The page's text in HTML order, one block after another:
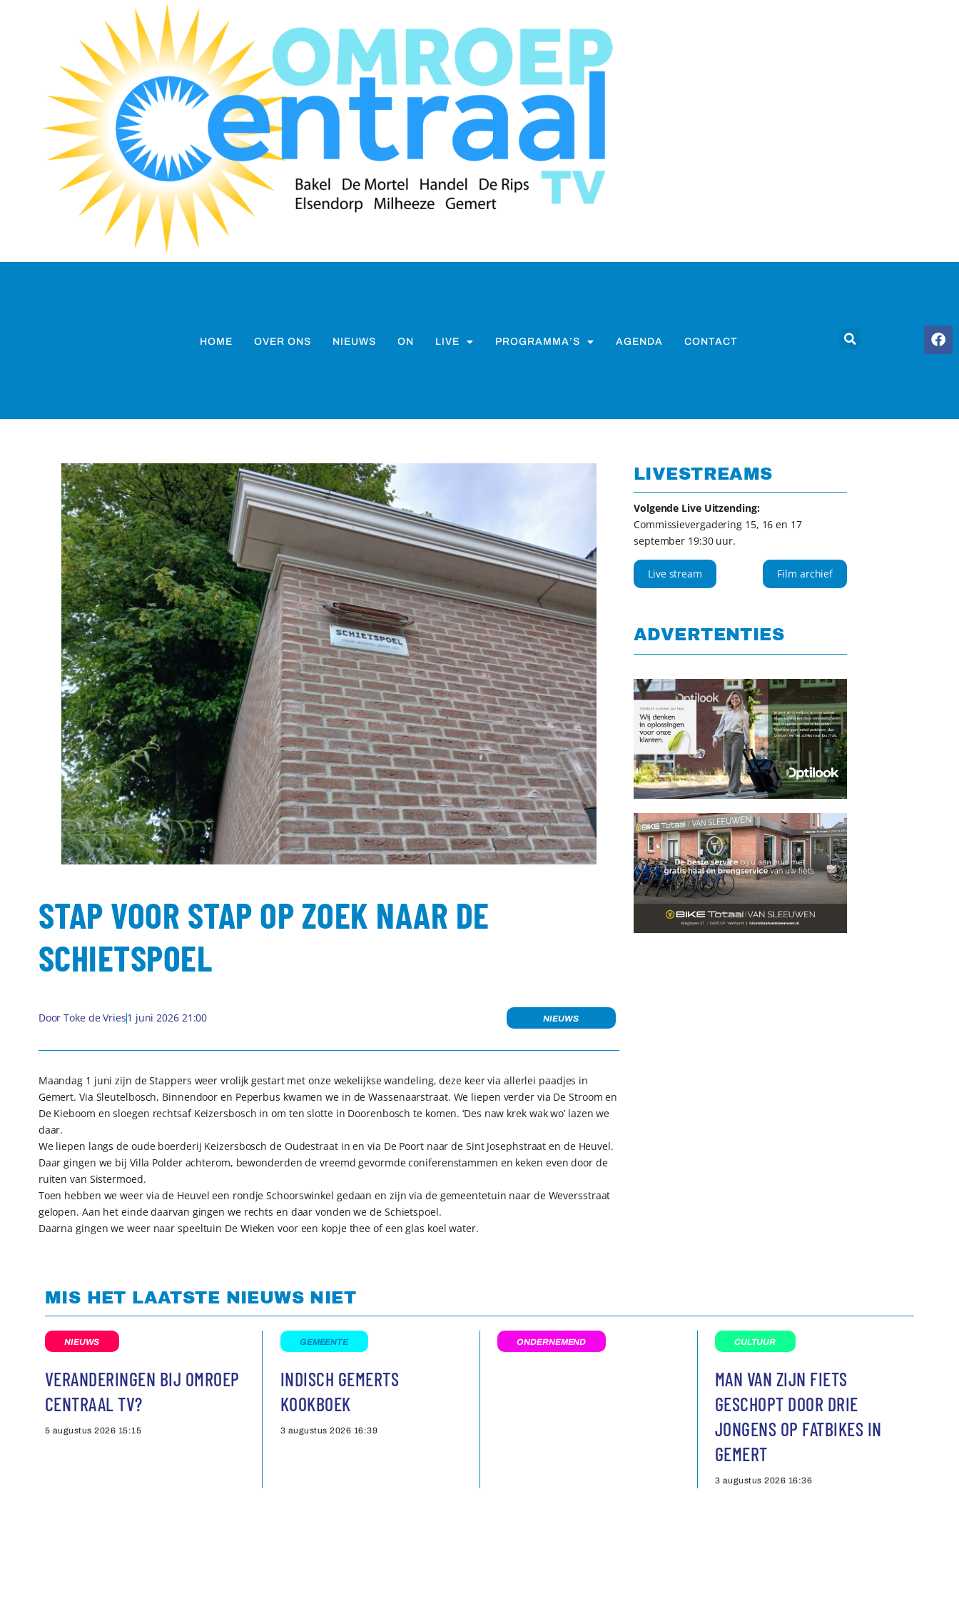
HOME OVER ONS NIEUWS ON LIVE PROGRAMMA’S AGENDA CONTACT
STAP VOOR STAP OP ZOEK NAAR DE
SCHIETSPOEL
Door Toke de Vries1 juni 2026 21:00 NIEUWS
Maandag 1 juni zijn de Stappers weer vrolijk gestart met onze wekelijkse wandeling, deze keer via allerlei paadjes in
Gemert. Via Sleutelbosch, Binnendoor en Peperbus kwamen we in de Wassenaarstraat. We liepen verder via De Stroom en
De Kieboom en sloegen rechtsaf Keizersbosch in om ten slotte in Doorenbosch te komen. ‘Des naw krek wak wo’ lazen we
daar.
We liepen langs de oude boerderij Keizersbosch de Oudestraat in en via De Poort naar de Sint Josephstraat en de Heuvel.
Daar gingen we bij Villa Polder achterom, bewonderden de vreemd gevormde coniferenstammen en keken even door de
ruiten van Sistermoed.
Toen hebben we weer via de Heuvel een rondje Schoorswinkel gedaan en zijn via de gemeentetuin naar de Weversstraat
gelopen. Aan het einde daarvan gingen we rechts en daar vonden we de Schietspoel.
Daarna gingen we weer naar speeltuin De Wieken voor een kopje thee of een glas koel water.
LIVESTREAMS
Volgende Live Uitzending:
Commissievergadering 15, 16 en 17
september 19:30 uur.
Live stream Film archief
ADVERTENTIES
MIS HET LAATSTE NIEUWS NIET
NIEUWS
VERANDERINGEN BIJ OMROEP
CENTRAAL TV?
5 augustus 2026 15:15
GEMEENTE
INDISCH GEMERTS
KOOKBOEK
3 augustus 2026 16:39
ONDERNEMEND CULTUUR
MAN VAN ZIJN FIETS
GESCHOPT DOOR DRIE
JONGENS OP FATBIKES IN
GEMERT
3 augustus 2026 16:36